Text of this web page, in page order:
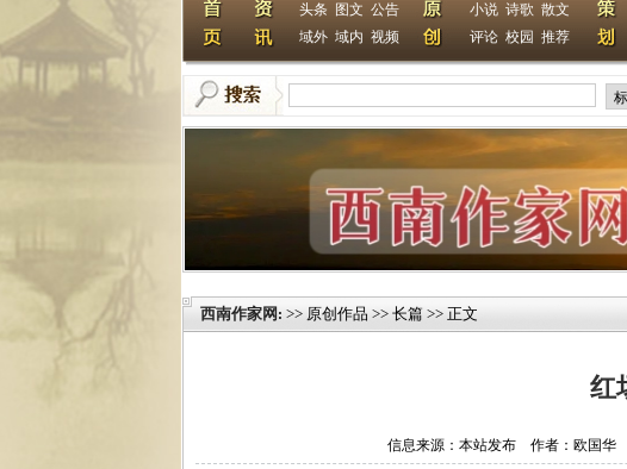
头条 图文 公告
域外 域内 视频
小说 诗歌 散文
评论 校园 推荐
西南作家网 : >> 原创作品 >> 长篇 >> 正文
红
信息来源：本站发布 作者：欧国华